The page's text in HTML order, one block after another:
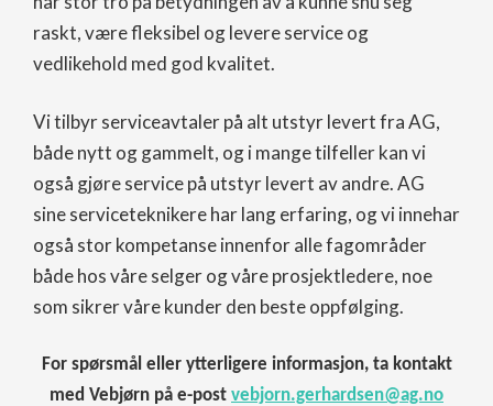
raskt, være fleksibel og levere service og
vedlikehold med god kvalitet.
Vi tilbyr serviceavtaler på alt utstyr levert fra AG,
både nytt og gammelt, og i mange tilfeller kan vi
også gjøre service på utstyr levert av andre. AG
sine serviceteknikere har lang erfaring, og vi innehar
også stor kompetanse innenfor alle fagområder
både hos våre selger og våre prosjektledere, noe
som sikrer våre kunder den beste oppfølging.
For spørsmål eller ytterligere informasjon, ta kontakt
med Vebjørn på e-post vebjorn.gerhardsen@ag.no